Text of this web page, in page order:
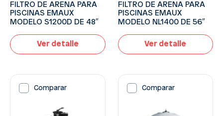
FILTRO DE ARENA PARA
PISCINAS EMAUX
MODELO S1200D DE 48″
Ver detalle
FILTRO DE ARENA PARA
PISCINAS EMAUX
MODELO NL1400 DE 56″
Ver detalle
Comparar Comparar